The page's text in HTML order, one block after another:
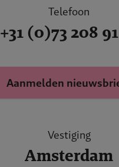
Telefoon
+31 (0)73 208
Aanmelden
Vestiging
Amsterdam